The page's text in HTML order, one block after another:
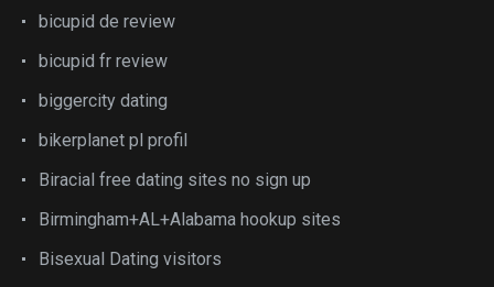
bicupid de review
bicupid fr review
biggercity dating
bikerplanet pl profil
Biracial free dating sites no sign up
Birmingham+AL+Alabama hookup sites
Bisexual Dating visitors